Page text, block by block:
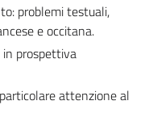
problemi testuali,
e occitana.
in prospettiva
attenzione al